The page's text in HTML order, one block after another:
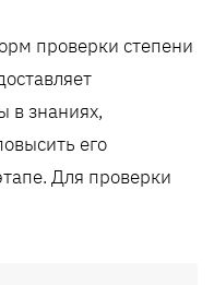
проверки степени
в знаниях,
его
Для проверки